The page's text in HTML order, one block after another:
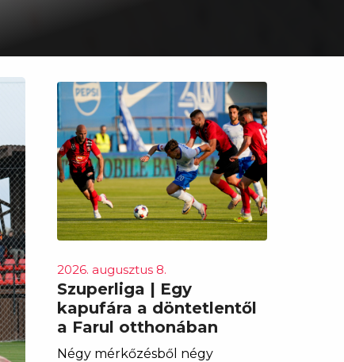
2026. augusztus 8.
Szuperliga | Egy
kapufára a döntetlentől
a Farul otthonában
Négy mérkőzésből négy